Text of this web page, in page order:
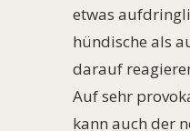
etwas
hündische als
darauf
Auf sehr
kann auch der